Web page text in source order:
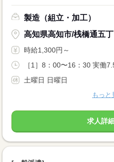
製造（組立・加工）
高知県高知市/桟橋通五
時給1,300円～
［1］8：00〜16：30 実働
土曜日 日曜日
もっと
求人詳